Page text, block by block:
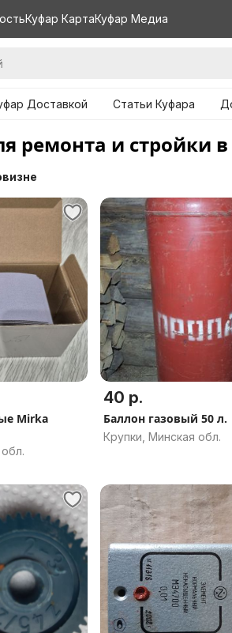
Куфар КартаКуфар Медиа
Доставкой Статьи Куфара
ремонта и стройки
Mirka
40 р.
Баллон газовый 50 л.
Крупки, Минская обл.